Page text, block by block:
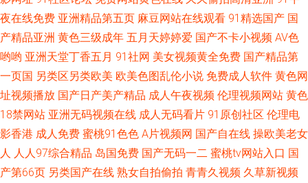
夜在线免费 亚洲精品第五页 麻豆网站在线观看 91精选国产 国
产精品亚洲 黄色三级成年 五月天婷婷爱 国产不卡小视频 AV色
哟哟 亚洲天堂丁香五月 91社网 美女视频黄全免费 国产精品第
一页国 另类区另类欧美 欧美色图乱伦小说 免费成人软件 黄色网
址视频播放 国产日产美产精品 成人午夜视频 伦理视频网站 黄色
18禁网站 亚洲无码视频在线 成人无码看片 91原创社区 伦理电
影香港 成人免费 蜜桃91色色 A片视频网 国产自在线 操欧美老女
人 人人97综合精品 岛国免费 国产无码一二 蜜桃tv网站入口 国
产第66页 另类国产在线 熟女自拍偷拍 青青久视频 久草新视频